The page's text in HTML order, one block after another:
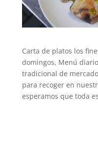
Carta de platos los
domingos, Menú
tradicional de
para recoger en
esperamos que toda